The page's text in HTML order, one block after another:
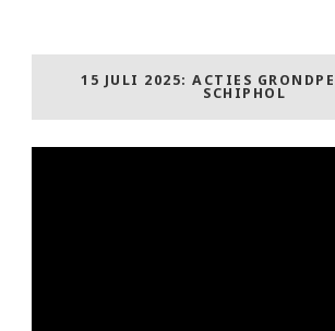
15 JULI 2025: ACTIES
SCHIPHOL